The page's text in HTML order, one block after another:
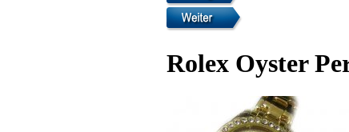
Rolex Oyster